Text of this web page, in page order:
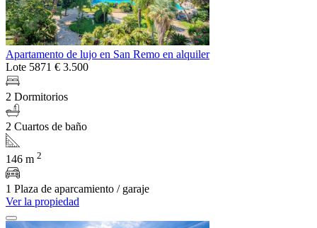
Apartamento de lujo en San Remo en alquiler
Lote 5871 € 3.500
2 Dormitorios
2 Cuartos de baño
146 m 2
1 Plaza de aparcamiento / garaje
Ver la propiedad